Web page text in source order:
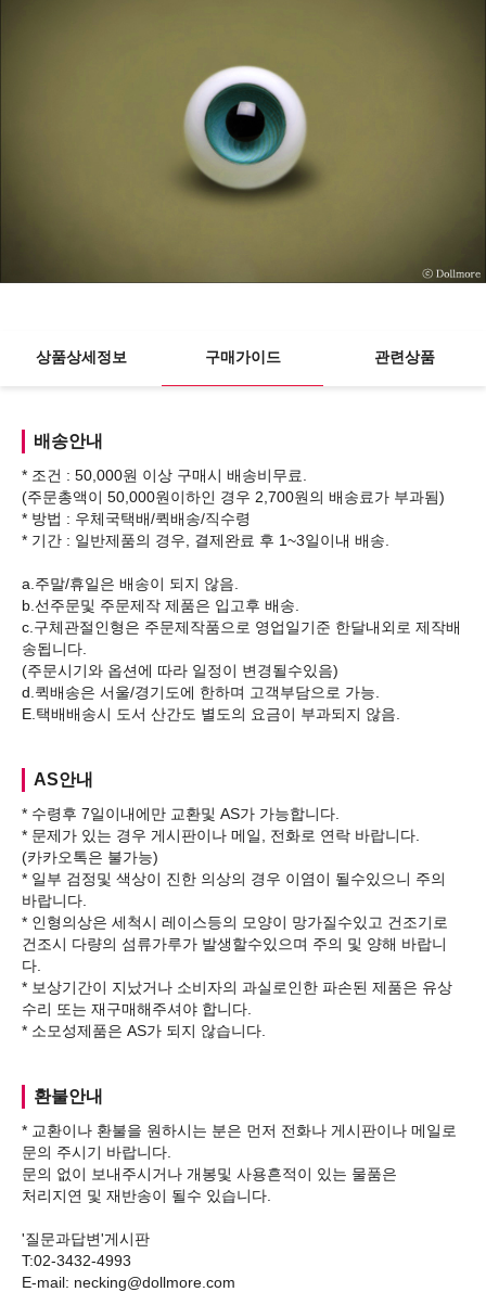
상품상세정보 구매가이드 관련상품
배송안내
* 조건 : 50,000원 이상 구매시 배송비무료.
(주문총액이 50,000원이하인 경우 2,700원의 배송료가 부과됨)
* 방법 : 우체국택배/퀵배송/직수령
* 기간 : 일반제품의 경우, 결제완료 후 1~3일이내 배송.
a.주말/휴일은 배송이 되지 않음.
b.선주문및 주문제작 제품은 입고후 배송.
c.구체관절인형은 주문제작품으로 영업일기준 한달내외로 제작배
송됩니다.
(주문시기와 옵션에 따라 일정이 변경될수있음)
d.퀵배송은 서울/경기도에 한하며 고객부담으로 가능.
AS안내
* 수령후 7일이내에만 교환및 AS가 가능합니다.
* 문제가 있는 경우 게시판이나 메일, 전화로 연락 바랍니다.
(카카오톡은 불가능)
* 일부 검정및 색상이 진한 의상의 경우 이염이 될수있으니 주의
바랍니다.
* 인형의상은 세척시 레이스등의 모양이 망가질수있고 건조기로
건조시 다량의 섬류가루가 발생할수있으며 주의 및 양해 바랍니
다.
* 보상기간이 지났거나 소비자의 과실로인한 파손된 제품은 유상
수리 또는 재구매해주셔야 합니다.
환불안내
* 교환이나 환불을 원하시는 분은 먼저 전화나 게시판이나 메일로
문의 주시기 바랍니다.
문의 없이 보내주시거나 개봉및 사용흔적이 있는 물품은
처리지연 및 재반송이 될수 있습니다.
'질문과답변'게시판
T:02-3432-4993
E-mail: necking@dollmore.com